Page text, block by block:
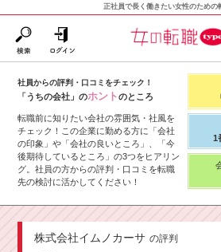
正社員で長く働きたい女性のための
社員からの評判・口コミをチェック！
「うちの会社」のホントのところ
転職前に知りたい会社の雰囲気・社風を
チェック！この企業に勤める方に「会社
の印象」や「会社の良いところ」、「今
後期待しているところ」の3つをヒアリン
グ。社員の方からの評判・口コミを転職
先の検討に活かしてください！
1
株式会社イムノカーサ の評判